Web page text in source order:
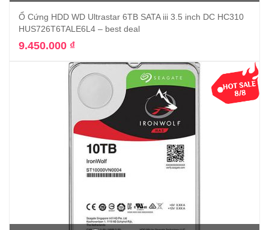
Ổ Cứng HDD WD Ultrastar 6TB SATA iii 3.5 inch DC HC310
HUS726T6TALE6L4 – best deal
9.450.000 ₫